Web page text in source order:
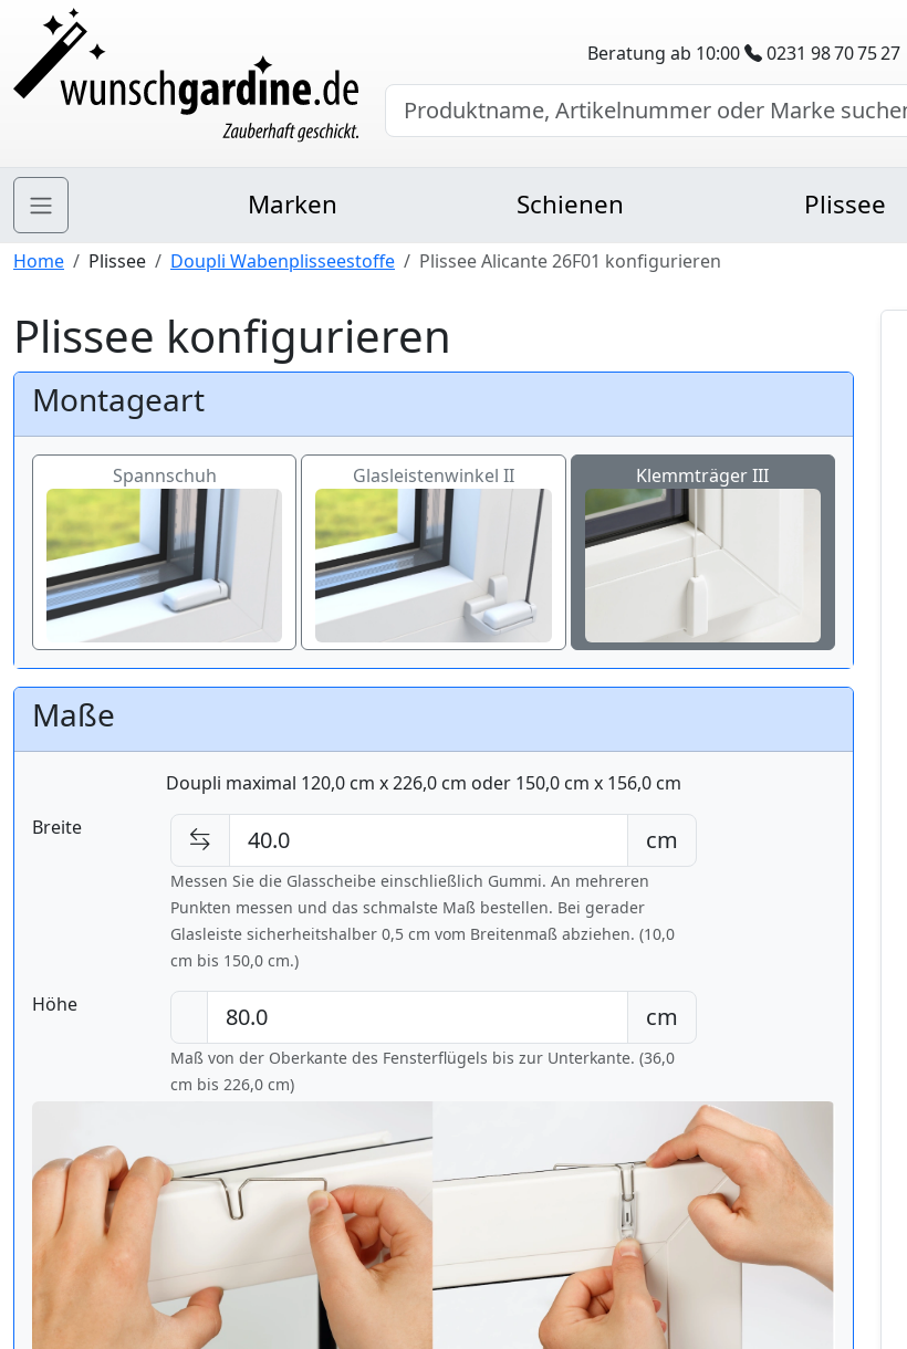
Beratung ab 10:00 0231 98 70 75 27
Marken Schienen Plissee
Home Plissee Doupli Wabenplisseestoffe Plissee Alicante 26F01 konfigurieren
Plissee konfigurieren
Montageart
Spannschuh Glasleistenwinkel II Klemmträger III
Maße
Doupli maximal 120,0 cm x 226,0 cm oder 150,0 cm x 156,0 cm
Breite
cm
Messen Sie die Glasscheibe einschließlich Gummi. An mehreren
Punkten messen und das schmalste Maß bestellen. Bei gerader
Glasleiste sicherheitshalber 0,5 cm vom Breitenmaß abziehen. (10,0
cm bis 150,0 cm.)
Höhe cm
Maß von der Oberkante des Fensterflügels bis zur Unterkante. (36,0
cm bis 226,0 cm)